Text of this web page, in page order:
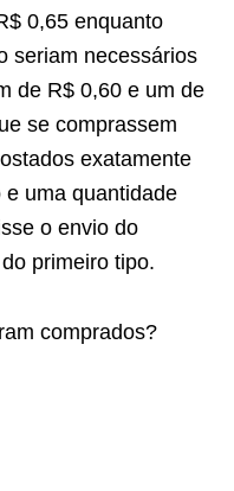
0,65 enquanto
seriam necessários
de R$ 0,60 e um de
se comprassem
exatamente
uma quantidade
o envio do
primeiro tipo.
comprados?